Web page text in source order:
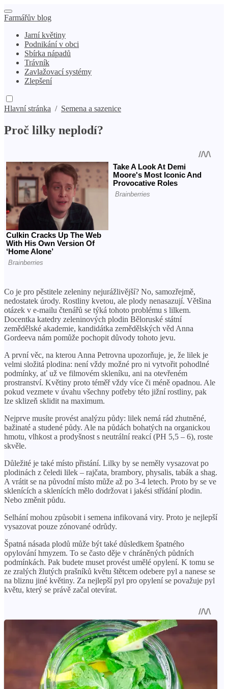
Farmářův blog
Jarní květiny
Podnikání v obci
Sbírka nápadů
Trávník
Zavlažovací systémy
Zlepšení
Hlavní stránka / Semena a sazenice
Proč lilky neplodí?
Co je pro pěstitele zeleniny nejurážlivější? No, samozřejmě,
nedostatek úrody. Rostliny kvetou, ale plody nenasazují. Většina
otázek v e-mailu čtenářů se týká tohoto problému s lilkem.
Docentka katedry zeleninových plodin Běloruské státní
zemědělské akademie, kandidátka zemědělských věd Anna
Gordeeva nám pomůže pochopit důvody tohoto jevu.
A první věc, na kterou Anna Petrovna upozorňuje, je, že lilek je
velmi složitá plodina: není vždy možné pro ni vytvořit pohodlné
podmínky, ať už ve filmovém skleníku, ani na otevřeném
prostranství. Květiny proto téměř vždy více či méně opadnou. Ale
pokud vezmete v úvahu všechny potřeby této jižní rostliny, pak
lze sklizeň sklidit na maximum.
Nejprve musíte provést analýzu půdy: lilek nemá rád zhutněné,
bažinaté a studené půdy. Ale na půdách bohatých na organickou
hmotu, vlhkost a prodyšnost s neutrální reakcí (PH 5,5 – 6), roste
skvěle.
Důležité je také místo přistání. Lilky by se neměly vysazovat po
plodinách z čeledi lilek – rajčata, brambory, physalis, tabák a shag.
A vrátit se na původní místo může až po 3-4 letech. Proto by se ve
sklenících a sklenících mělo dodržovat i jakési střídání plodin.
Nebo změnit půdu.
Selhání mohou způsobit i semena infikovaná viry. Proto je nejlepší
vysazovat pouze zónované odrůdy.
Špatná násada plodů může být také důsledkem špatného
opylování hmyzem. To se často děje v chráněných půdních
podmínkách. Pak budete muset provést umělé opylení. K tomu se
ze zralých žlutých prašníků květu štětcem odebere pyl a nanese se
na bliznu jiné květiny. Za nejlepší pyl pro opylení se považuje pyl
květu, který se právě začal otevírat.